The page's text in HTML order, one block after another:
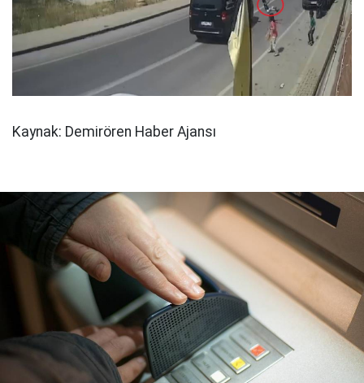
Kaynak: Demirören Haber Ajansı